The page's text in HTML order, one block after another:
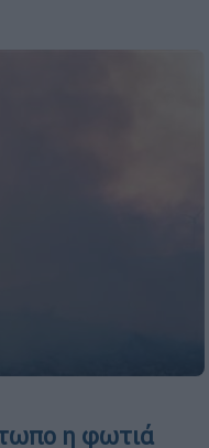
η φωτιά